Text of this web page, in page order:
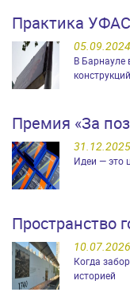
Практика УФАС
05.09.2024
В Барнауле
конструкций
Премия «За
31.12.2025
Идеи — это
Пространство
10.07.2026
Когда
историей